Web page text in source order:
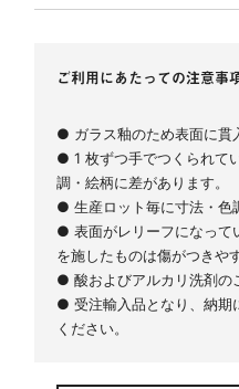
ご利用にあたっての注意事
● ガラス釉のため表面に貫
● 1 枚ずつ手でつくられて
調・絵柄に差があります。
● 生産ロット毎に寸法・色
● 表面がレリーフになって
を施したものは傷がつきや
● 酸およびアルカリ洗剤の
● 受注輸入品となり、納期
ください。